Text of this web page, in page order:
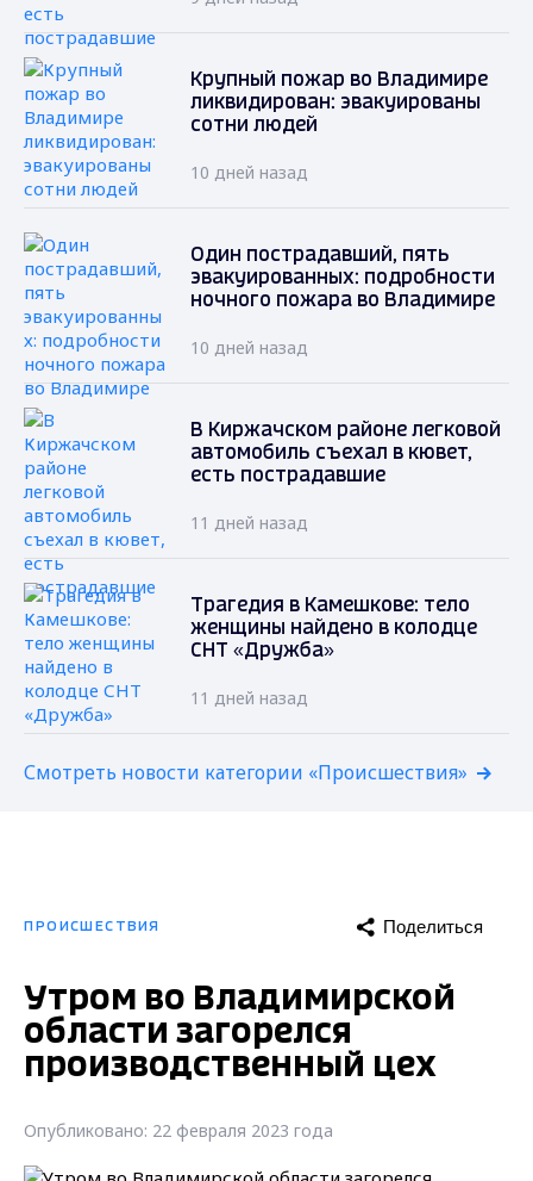
Крупный пожар во Владимире
ликвидирован: эвакуированы
сотни людей
10 дней назад
Один пострадавший, пять
эвакуированных: подробности
ночного пожара во Владимире
10 дней назад
В Киржачском районе легковой
автомобиль съехал в кювет,
есть пострадавшие
11 дней назад
Трагедия в Камешкове: тело
женщины найдено в колодце
СНТ «Дружба»
11 дней назад
Смотреть новости категории «Происшествия»
ПРОИСШЕСТВИЯ Поделиться
Утром во Владимирской
области загорелся
производственный цех
Опубликовано: 22 февраля 2023 года